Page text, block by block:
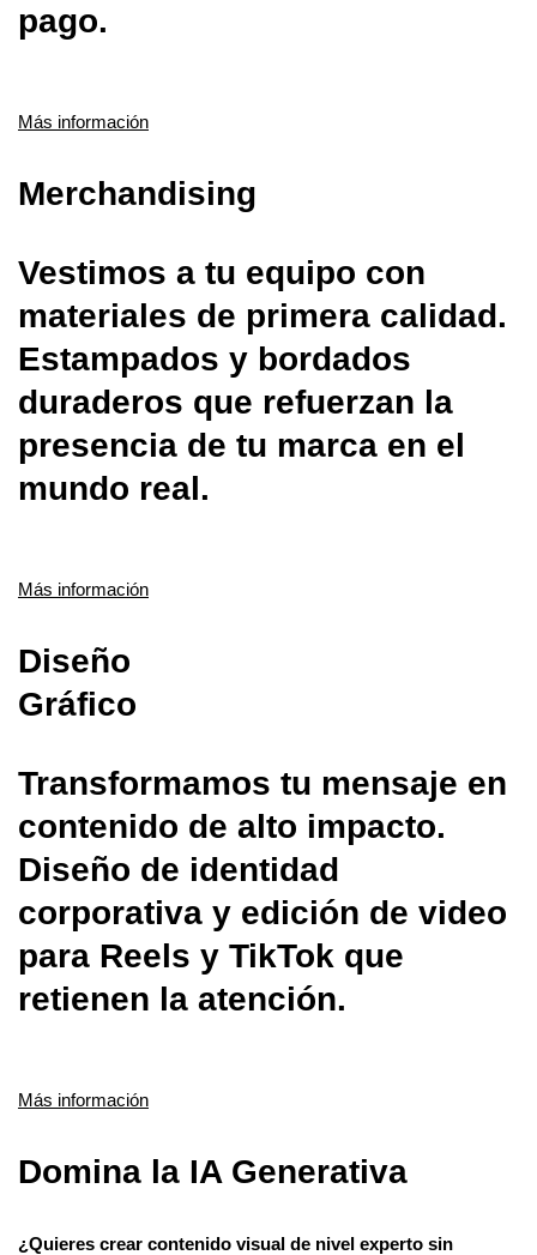
pago.
Más información
Merchandising
Vestimos a tu equipo con
materiales de primera calidad.
Estampados y bordados
duraderos que refuerzan la
presencia de tu marca en el
mundo real.
Más información
Diseño
Gráfico
Transformamos tu mensaje en
contenido de alto impacto.
Diseño de identidad
corporativa y edición de video
para Reels y TikTok que
retienen la atención.
Más información
Domina la IA Generativa
¿Quieres crear contenido visual de nivel experto sin